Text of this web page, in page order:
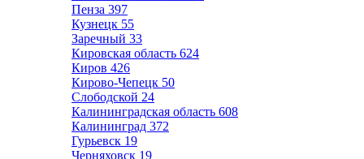
Пенза 397
Кузнецк 55
Заречный 33
Кировская область 624
Киров 426
Кирово-Чепецк 50
Слободской 24
Калининградская область 608
Калининград 372
Гурьевск 19
Черняховск 19